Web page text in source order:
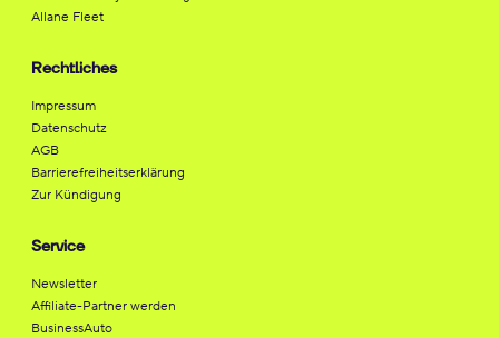
Allane Fleet
Rechtliches
Impressum
Datenschutz
AGB
Barrierefreiheitserklärung
Zur Kündigung
Service
Newsletter
Affiliate-Partner werden
BusinessAuto